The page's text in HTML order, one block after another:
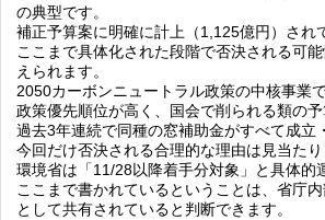
の典型です。
補正予算案に明確に計上（1,125億円）され
ここまで具体化された段階で否決される可
えられます。
2050カーボンニュートラル政策の中核事業
政策優先順位が高く、国会で削られる類の予
過去3年連続で同種の窓補助金がすべて成立
今回だけ否決される合理的な理由は見当たり
環境省は「11/28以降着手分対象」と具体的
ここまで書かれているということは、省庁
として共有されていると判断できます。